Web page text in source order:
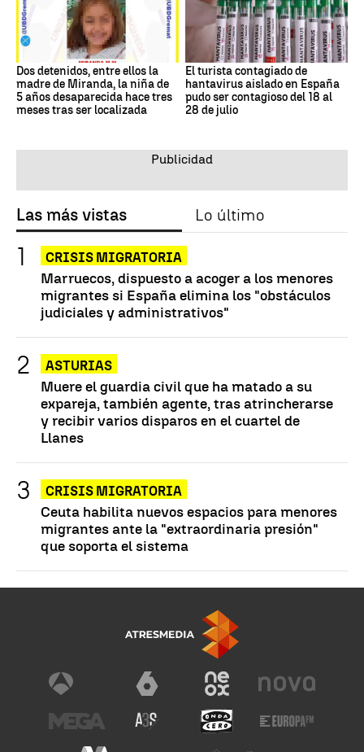
Dos detenidos, entre ellos la
madre de Miranda, la niña de
5 años desaparecida hace tres
meses tras ser localizada
El turista contagiado de
hantavirus aislado en España
pudo ser contagioso del 18 al
28 de julio
Las más vistas Lo último
CRISIS MIGRATORIA
Marruecos, dispuesto a acoger a los menores
migrantes si España elimina los "obstáculos
judiciales y administrativos"
ASTURIAS
Muere el guardia civil que ha matado a su
expareja, también agente, tras atrincherarse
y recibir varios disparos en el cuartel de
Llanes
CRISIS MIGRATORIA
Ceuta habilita nuevos espacios para menores
migrantes ante la "extraordinaria presión"
que soporta el sistema